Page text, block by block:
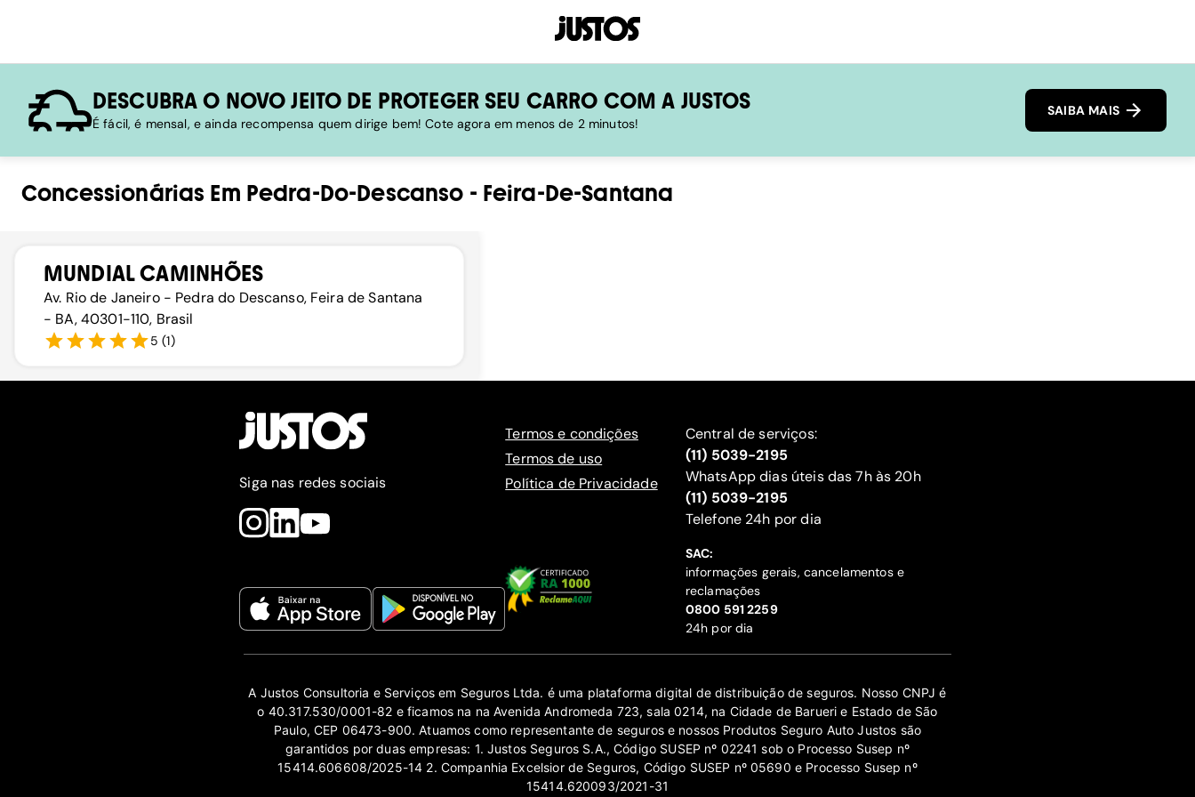
DESCUBRA O NOVO JEITO DE PROTEGER SEU CARRO COM A JUSTOS
É fácil, é mensal, e ainda recompensa quem dirige bem! Cote agora em menos de 2 minutos!
SAIBA MAIS
Concessionárias Em Pedra-Do-Descanso - Feira-De-Santana
MUNDIAL CAMINHÕES
Av. Rio de Janeiro - Pedra do Descanso, Feira de Santana
- BA, 40301-110, Brasil
5 (1)
Siga nas redes sociais
Termos e condições
Termos de uso
Política de Privacidade
Central de serviços:
(11) 5039-2195
WhatsApp dias úteis das 7h às 20h
(11) 5039-2195
‍Telefone 24h por dia
SAC:
informações gerais, cancelamentos e
reclamações
‍0800 591 2259
24h por dia
A Justos Consultoria e Serviços em Seguros Ltda. é uma plataforma digital de distribuição de seguros. Nosso CNPJ é
o 40.317.530/0001-82 e ficamos na na Avenida Andromeda 723, sala 0214, na Cidade de Barueri e Estado de São
Paulo, CEP 06473-900. Atuamos como representante de seguros e nossos Produtos Seguro Auto Justos são
garantidos por duas empresas: 1. Justos Seguros S.A., Código SUSEP nº 02241 sob o Processo Susep nº
15414.606608/2025-14 2. Companhia Excelsior de Seguros, Código SUSEP nº 05690 e Processo Susep nº
15414.620093/2021-31